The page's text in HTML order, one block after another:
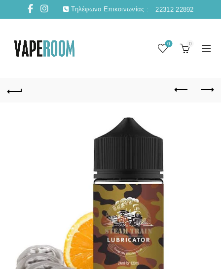
Τηλέφωνο Επικοινωνίας : 22312 22892
0 0